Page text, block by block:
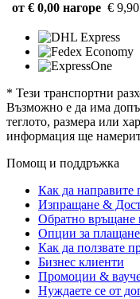
от € 0,00 нагоре € 9,90
* Тези транспортни
Възможно е да има
теглото, размера или
информация ще
Помощ и поддръжка
Как да направите
Изпращане &
Обратно връщане
Опции за плащане
Как да ползвате
Бизнес клиенти
Промоции &
Нуждаете се от